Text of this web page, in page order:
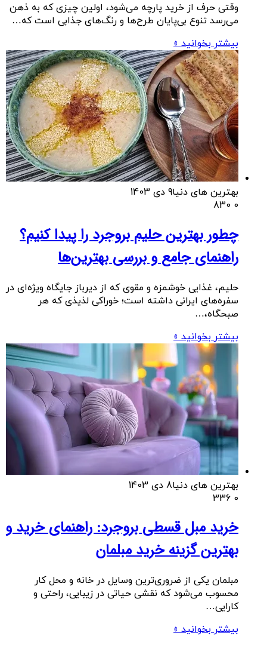
وقتی حرف از خرید پارچه می‌شود، اولین چیزی که به ذهن
می‌رسد تنوع بی‌پایان طرح‌ها و رنگ‌های جذابی است که…
بیشتر بخوانید »
بهترین های دنیا9 دی 1403
0
چطور بهترین حلیم بروجرد را پیدا کنیم؟
راهنمای جامع و بررسی بهترین‌ها
حلیم، غذایی خوشمزه و مقوی که از دیرباز جایگاه ویژه‌ای در
سفره‌های ایرانی داشته است؛ خوراکی لذیذی که هر
صبحگاه،…
بیشتر بخوانید »
بهترین های دنیا8 دی 1403
0
خرید مبل قسطی بروجرد: راهنمای خرید و
بهترین گزینه‌ خرید مبلمان
مبلمان یکی از ضروری‌ترین وسایل در خانه و محل کار
محسوب می‌شود که نقشی حیاتی در زیبایی، راحتی و
کارایی…
بیشتر بخوانید »